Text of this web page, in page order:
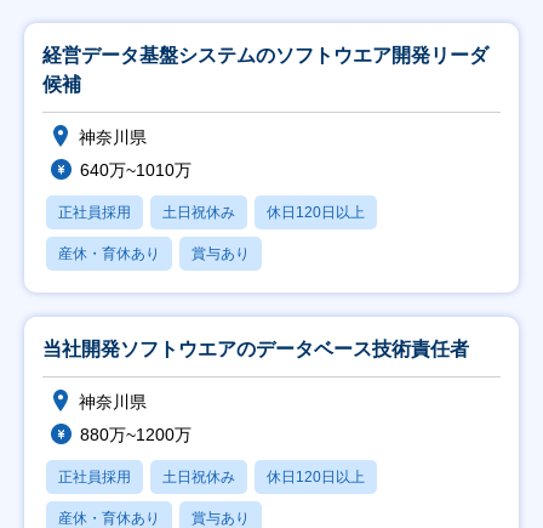
経営データ基盤システムのソフトウエア開発リーダ
候補
神奈川県
640万~1010万
正社員採用 土日祝休み 休日120日以上
産休・育休あり 賞与あり
当社開発ソフトウエアのデータベース技術責任者
神奈川県
880万~1200万
正社員採用 土日祝休み 休日120日以上
産休・育休あり 賞与あり